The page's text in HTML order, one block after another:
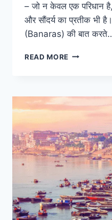
– जो न केवल एक परिधान है,
और सौंदर्य का प्रतीक भी
(Banaras) की बात
READ MORE